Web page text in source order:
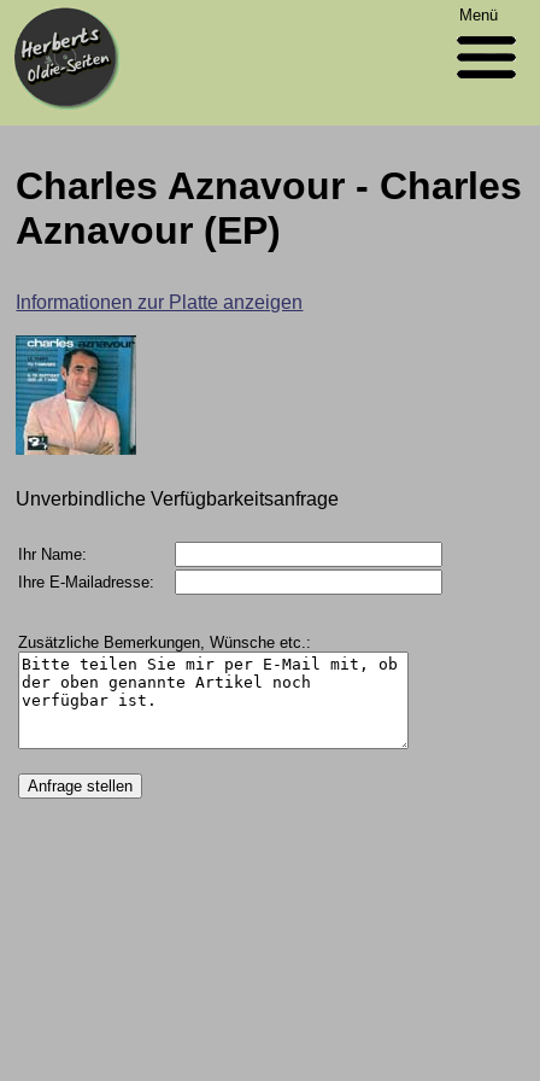
Menü
Charles Aznavour - Charles
Aznavour (EP)
Informationen zur Platte anzeigen
Unverbindliche Verfügbarkeitsanfrage
Ihr Name:
Ihre E-Mailadresse:
Zusätzliche Bemerkungen, Wünsche etc.: